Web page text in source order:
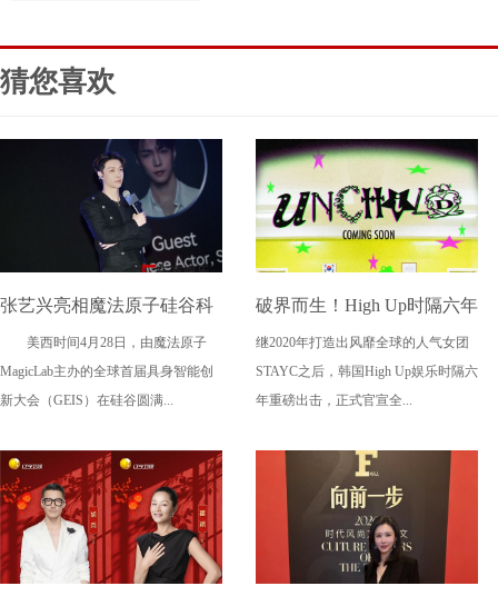
猜您喜欢
张艺兴亮相魔法原子硅谷科
技盛会 助力中国科技与文化
走向全球舞台
美西时间4月28日，由魔法原子
MagicLab主办的全球首届具身智能创
新大会（GEIS）在硅谷圆满...
破界而生！High Up时隔六年
再出王牌 新女团UNCHILD
携"叛逆新概念"4.21震撼出
继2020年打造出风靡全球的人气女团
STAYC之后，韩国High Up娱乐时隔六
年重磅出击，正式官宣全...